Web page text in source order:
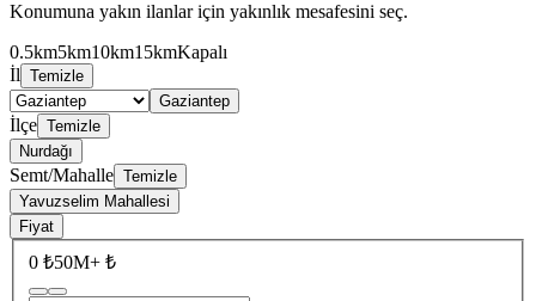
Konumuna yakın ilanlar için yakınlık mesafesini seç.
0.5km5km10km15kmKapalı
İl Temizle
Gaziantep
İlçe Temizle
Nurdağı
Semt/Mahalle Temizle
Yavuzselim Mahallesi
Fiyat
0 ₺50M+ ₺